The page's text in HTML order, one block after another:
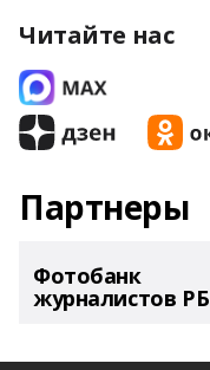
Читайте нас
Партнеры
Фотобанк
журналистов РБ